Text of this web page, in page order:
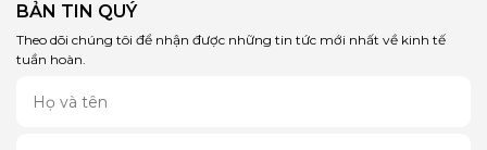
BẢN TIN QUÝ
Theo dõi chúng tôi để nhận được những tin tức mới nhất về kinh tế
tuần hoàn.